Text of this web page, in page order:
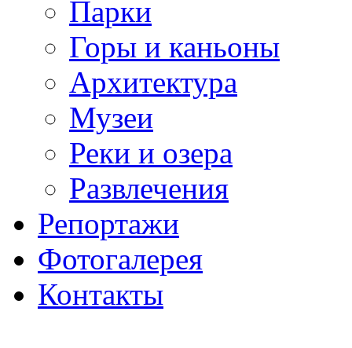
Парки
Горы и каньоны
Архитектура
Музеи
Реки и озера
Развлечения
Репортажи
Фотогалерея
Контакты